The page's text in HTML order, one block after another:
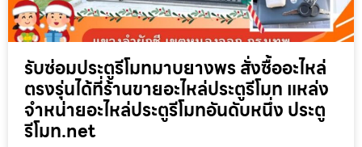
รับซ่อมประตูรีโมทมาบยางพร สั่งซื้ออะไหล่
ตรงรุ่นได้ที่ร้านขายอะไหล่ประตูรีโมท แหล่ง
จำหน่ายอะไหล่ประตูรีโมทอันดับหนึ่ง ประตู
รีโมท.net